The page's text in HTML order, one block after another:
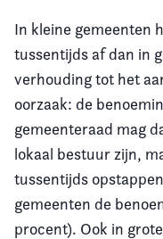
In kleine gemeenten
tussentijds af dan in
verhouding tot het
oorzaak: de
gemeenteraad mag
lokaal bestuur zijn,
tussentijds
gemeenten de
procent). Ook in